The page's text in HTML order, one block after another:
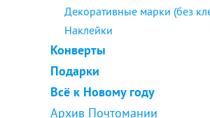
Декоративные марки (без
Наклейки
Конверты
Подарки
Всё к Новому году
Архив Почтомании